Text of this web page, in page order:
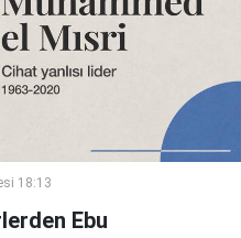
18:13
Ebu